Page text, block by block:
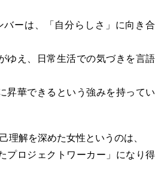
バーは、「自分らしさ」に向き合
ゆえ、日常生活での気づきを言語
昇華できるという強みを持ってい
理解を深めた女性というのは、
プロジェクトワーカー」になり得